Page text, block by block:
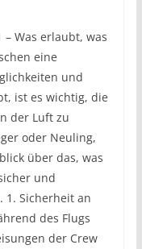
– Was erlaubt, was
eine
und
ist es wichtig, die
der Luft zu
oder Neuling,
über das, was
und
1. Sicherheit an
des Flugs
der Crew